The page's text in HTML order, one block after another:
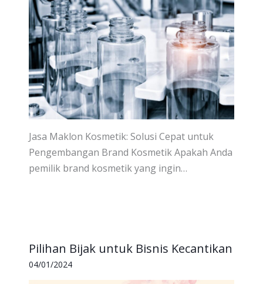
Jasa Maklon Kosmetik: Solusi Cepat untuk
Pengembangan Brand Kosmetik Apakah Anda
pemilik brand kosmetik yang ingin…
Pilihan Bijak untuk Bisnis Kecantikan
04/01/2024